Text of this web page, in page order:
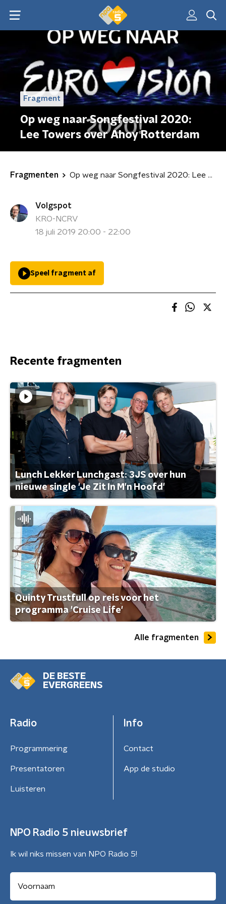
Fragment
Op weg naar Songfestival 2020:
Lee Towers over Ahoy Rotterdam
Fragmenten Op weg naar Songfestival 2020: Lee Towers over Ahoy Rotterdam
Volgspot
KRO-NCRV
18 juli 2019 20:00 - 22:00
Speel fragment af
Recente fragmenten
Lunch Lekker Lunchgast: 3JS over hun
nieuwe single 'Je Zit In M'n Hoofd'
Quinty Trustfull op reis voor het
programma 'Cruise Life'
Alle fragmenten
DE BESTE
EVERGREENS
Radio
Programmering
Presentatoren
Luisteren
Info
Contact
App de studio
NPO Radio 5 nieuwsbrief
Ik wil niks missen van NPO Radio 5!